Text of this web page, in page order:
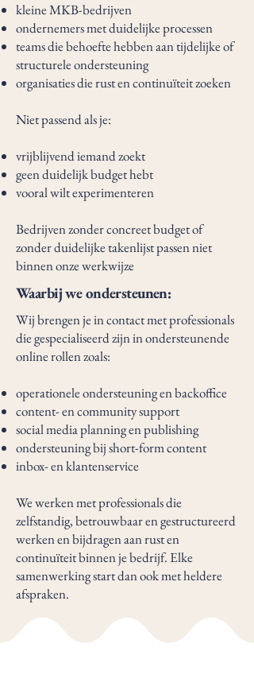
kleine MKB-bedrijven
ondernemers met duidelijke processen
teams die behoefte hebben aan tijdelijke of
structurele ondersteuning
organisaties die rust en continuïteit zoeken
Niet passend als je:
vrijblijvend iemand zoekt
geen duidelijk budget hebt
vooral wilt experimenteren
Bedrijven zonder concreet budget of
zonder duidelijke takenlijst passen niet
binnen onze werkwijze
Waarbij we ondersteunen:
Wij brengen je in contact met professionals
die gespecialiseerd zijn in ondersteunende
online rollen zoals:
operationele ondersteuning en backoffice
content- en community support
social media planning en publishing
ondersteuning bij short-form content
inbox- en klantenservice
We werken met professionals die
zelfstandig, betrouwbaar en gestructureerd
werken en bijdragen aan rust en
continuïteit binnen je bedrijf. Elke
samenwerking start dan ook met heldere
afspraken.